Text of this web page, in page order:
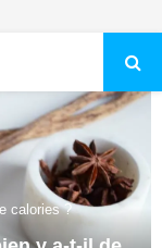
calories ?